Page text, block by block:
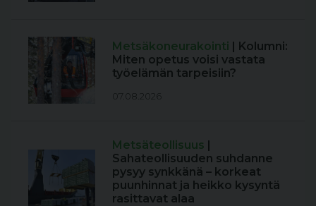
Metsäkoneurakointi | Kolumni:
Miten opetus voisi vastata
työelämän tarpeisiin?
07.08.2026
Metsäteollisuus |
Sahateollisuuden suhdanne
pysyy synkkänä – korkeat
puunhinnat ja heikko kysyntä
rasittavat alaa